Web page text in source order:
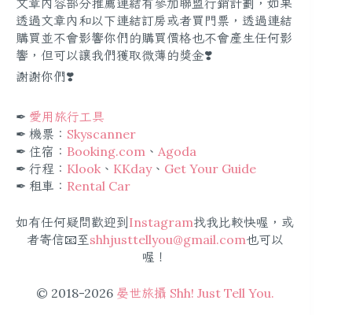
透過文章內和以下連結訂房或者買門票，透過連結
購買並不會影響你們的購買價格也不會產生任何影
響，但可以讓我們獲取微薄的獎金❣️
謝謝你們❣️
✒︎ 愛用旅行工具
✒︎ 機票： Skyscanner
✒︎ 住宿： Booking.com 、 Agoda
✒︎ 行程： Klook 、 KKday、 Get Your Guide
✒︎ 租車： Rental Car
如有任何疑問歡迎到Instagram找我比較快喔，或
者寄信📧至shhjusttellyou@gmail.com也可以
喔！
© 2018-2026 晏世旅攝 Shh! Just Tell You.